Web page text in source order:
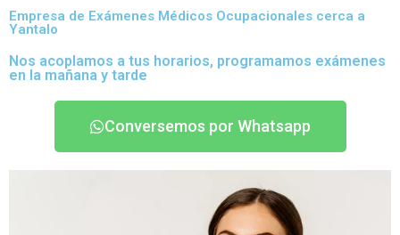
Empresa de Exámenes Médicos Ocupacionales cerca a
Yantalo
Nos acoplamos a tus horarios, programamos exámenes
en la mañana y tarde
Conversemos por Whatsapp